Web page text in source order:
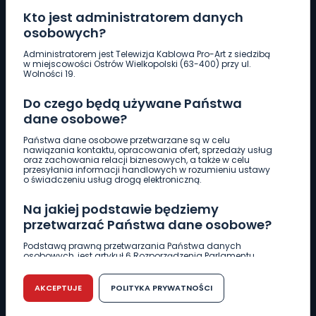
Kto jest administratorem danych
osobowych?
Administratorem jest Telewizja Kablowa Pro-Art z siedzibą
w miejscowości Ostrów Wielkopolski (63-400) przy ul.
Wolności 19.
Do czego będą używane Państwa
dane osobowe?
Państwa dane osobowe przetwarzane są w celu
nawiązania kontaktu, opracowania ofert, sprzedaży usług
oraz zachowania relacji biznesowych, a także w celu
przesyłania informacji handlowych w rozumieniu ustawy
o świadczeniu usług drogą elektroniczną.
Na jakiej podstawie będziemy
przetwarzać Państwa dane osobowe?
Podstawą prawną przetwarzania Państwa danych
osobowych, jest artykuł 6 Rozporządzenia Parlamentu
r. w sprawie ochrony osób fizycznych w związku z
przetwarzaniem danych osobowych w sprawie
swobodnego przepływu takich danych oraz uchylenia
dyrektywy 95/46/WE (RODO).
AKCEPTUJE POLITYKA PRYWATNOŚCI
Pobierz logotyp
661 997 997
REDAKCJA
62 735 22 22redakcja@wlkp24.info
DZIAŁ REKLAMY
62 735 01 85 reklama@wlkp24.info
WIADOMOŚCI
CIEKAWOSTKI